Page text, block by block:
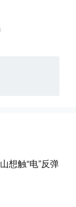
想触“电”反弹